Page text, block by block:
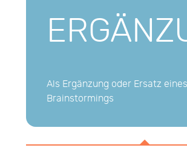
Als Ergänzung oder Ersatz eines
Brainstormings